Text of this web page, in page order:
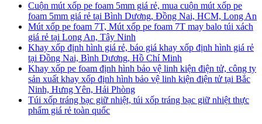
Cuộn mút xốp pe foam 5mm giá rẻ, mua cuộn mút xốp pe
foam 5mm giá rẻ tại Bình Dương, Đồng Nai, HCM, Long An
Mút xốp pe foam 7T, Mút xốp pe foam 7T may balo túi xách
giá rẻ tại Long An, Tây Ninh
Khay xốp định hình giá rẻ, báo giá khay xốp định hình giá rẻ
tại Đồng Nai, Bình Dương, Hồ Chí Minh
Khay xốp pe foam định hình bảo vệ linh kiện điện tử, công ty
sản xuất khay xốp định hình bảo vệ linh kiện điện tử tại Bắc
Ninh, Hưng Yên, Hải Phòng
Túi xốp tráng bạc giữ nhiệt, túi xốp tráng bạc giữ nhiệt thực
phẩm giá rẻ toàn quốc